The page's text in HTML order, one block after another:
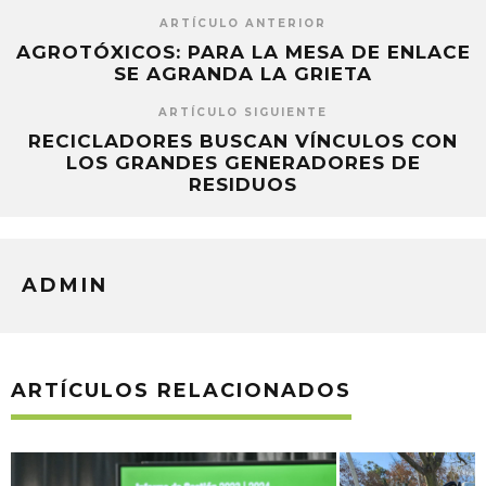
ARTÍCULO ANTERIOR
AGROTÓXICOS: PARA LA MESA DE ENLACE
SE AGRANDA LA GRIETA
ARTÍCULO SIGUIENTE
RECICLADORES BUSCAN VÍNCULOS CON
LOS GRANDES GENERADORES DE
RESIDUOS
ADMIN
ARTÍCULOS RELACIONADOS